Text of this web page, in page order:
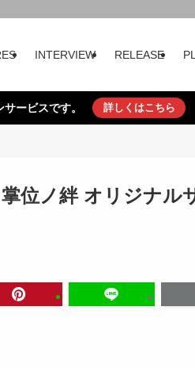
INTERVIEW RELEASE
ービスです。 詳しくはこちら
位ノ絆 オリジナル